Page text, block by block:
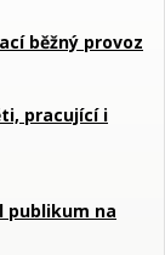
běžný provoz
pracující i
publikum na